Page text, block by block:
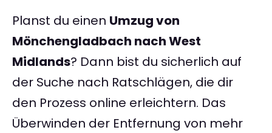
Planst du einen Umzug von
Mönchengladbach nach West
Midlands? Dann bist du sicherlich auf
der Suche nach Ratschlägen, die dir
den Prozess online erleichtern. Das
Überwinden der Entfernung von mehr